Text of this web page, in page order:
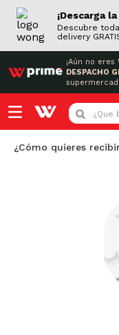
¡Descarga
Descubre
delivery
¡Aún no eres
DESPACHO
¿Que
¿Cómo quieres